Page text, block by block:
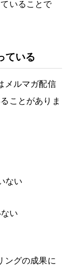
いることで
ている
メルマガ配信
ことがありま
ない
い
ングの成果に